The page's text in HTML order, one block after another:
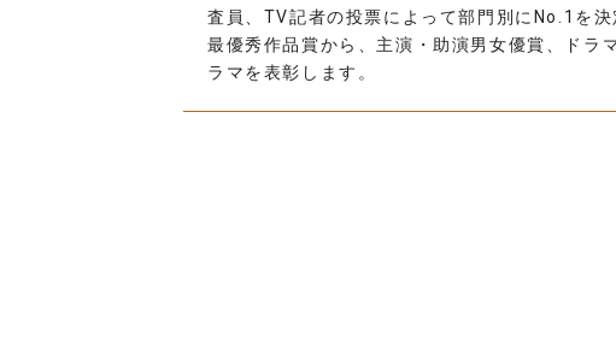
査員、TV記者の投票によって部門別にNo.1を決
最優秀作品賞から、主演・助演男女優賞、ドラ
ラマを表彰します。